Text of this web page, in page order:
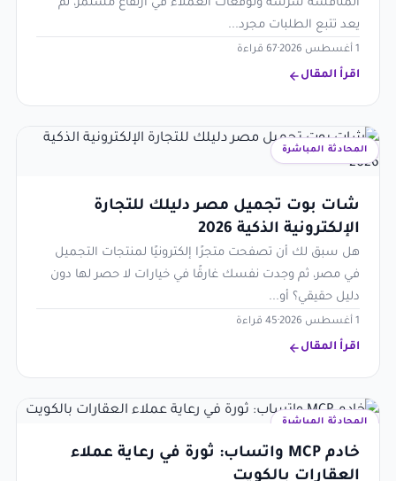
المنافسة شرسة وتوقعات العملاء في ارتفاع مستمر، لم
يعد تتبع الطلبات مجرد...
1 أغسطس 2026 ·67 قراءة
اقرأ المقال
المحادثة المباشرة
شات بوت تجميل مصر دليلك للتجارة
الإلكترونية الذكية 2026
هل سبق لك أن تصفحت متجرًا إلكترونيًا لمنتجات التجميل
في مصر، ثم وجدت نفسك غارقًا في خيارات لا حصر لها دون
دليل حقيقي؟ أو...
1 أغسطس 2026 ·45 قراءة
اقرأ المقال
المحادثة المباشرة
خادم MCP واتساب: ثورة في رعاية عملاء
العقارات بالكويت